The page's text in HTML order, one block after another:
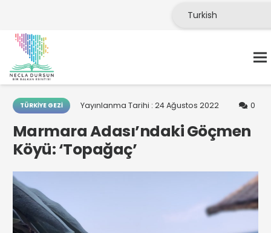
TÜRKIYE GEZI Yayınlanma Tarihi : 24 Ağustos 2022 0
Marmara Adası’ndaki Göçmen
Köyü: ‘Topağaç’